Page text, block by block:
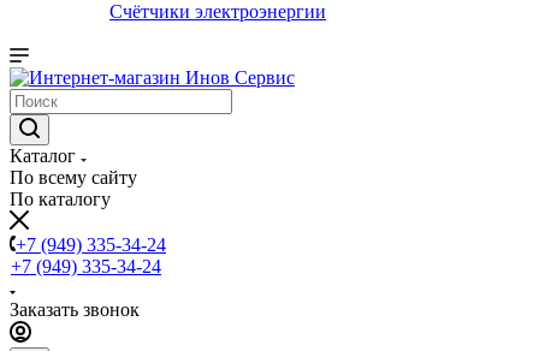
Счётчики электроэнергии
Каталог
По всему сайту
По каталогу
+7 (949) 335-34-24
+7 (949) 335-34-24
Заказать звонок